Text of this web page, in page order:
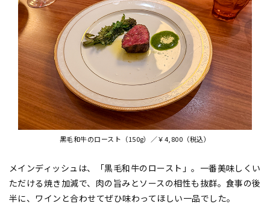
黒毛和牛のロースト（150g）／￥4,800（税込）
メインディッシュは、「黒毛和牛のロースト」。一番美味しくい
ただける焼き加減で、肉の旨みとソースの相性も抜群。食事の後
半に、ワインと合わせてぜひ味わってほしい一品でした。